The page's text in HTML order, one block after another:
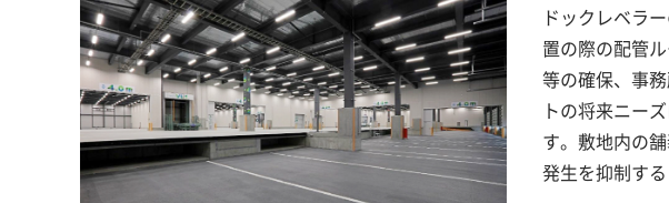
ドックレベラ
置の際の配管
等の確保、事
トの将来ニー
す。敷地内の
発生を抑制す